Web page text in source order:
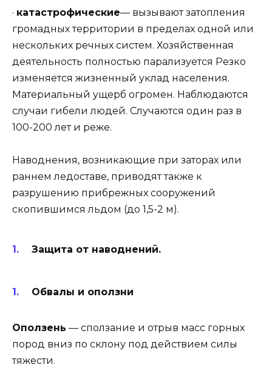
· катастрофические— вызывают затопления
громадных территории в пределах одной или
нескольких речных систем. Хозяйственная
деятельность полностью парализуется Резко
изменяется жизненный уклад населения.
Материальный ущерб огромен. Наблюдаются
случаи гибели людей. Случаются один раз в
100-200 лет и реже.
Наводнения, возникающие при заторах или
раннем ледоставе, приводят также к
разрушению прибрежных сооружений
скопившимся льдом (до 1,5-2 м).
Защита от наводнений.
Обвалы и оползни
Оползень — сползание и отрыв масс горных
пород вниз по склону под действием силы
тяжести.